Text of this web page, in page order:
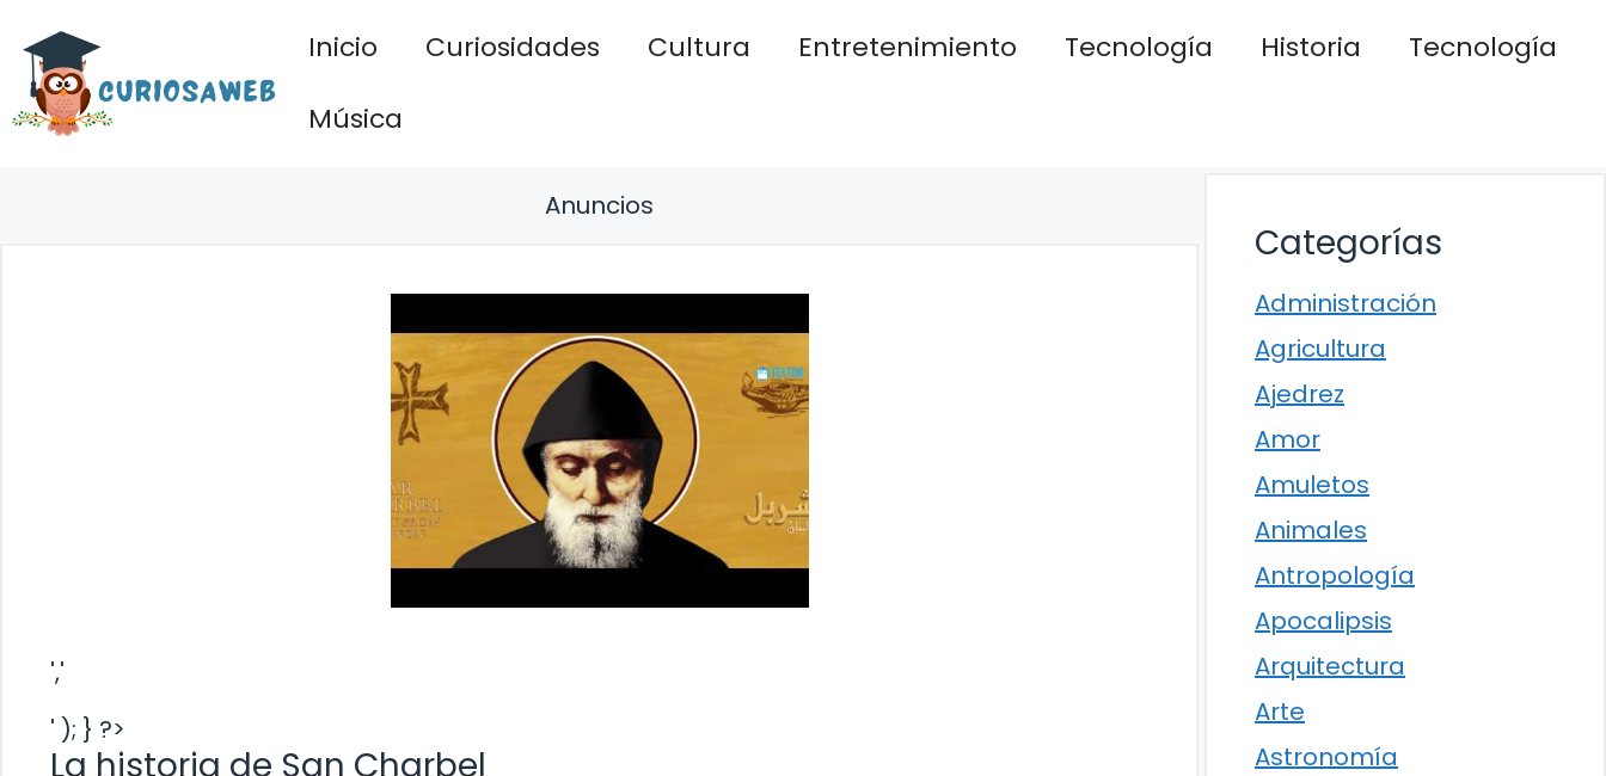
contenido
Inicio Curiosidades Cultura Entretenimiento Tecnología Historia
Tecnología
Música
Anuncios
','
' ); } ?>
La historia de San Charbel
Categorías
Administración
Agricultura
Ajedrez
Amor
Amuletos
Animales
Antropología
Apocalipsis
Arquitectura
Arte
Astronomía